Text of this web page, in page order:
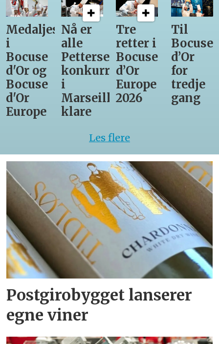
Medaljestatistikk
i
Bocuse
d'Or og
Bocuse
d'Or
Europe
Nå er
alle
Pettersens
konkurrenter
i
Marseille
klare
Tre
retter i
Bocuse
d’Or
Europe
2026
Til
Bocuse
d’Or
for
tredje
gang
Les flere
Postgirobygget lanserer
egne viner